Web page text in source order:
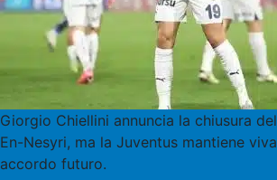
Giorgio Chiellini annuncia la chiusura
En-Nesyri, ma la Juventus mantiene
accordo futuro.